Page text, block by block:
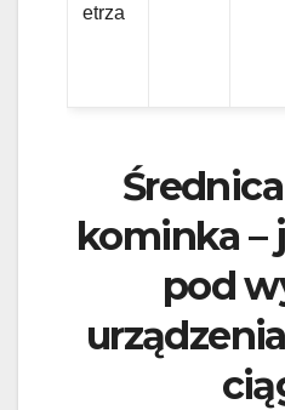
etrza
kominka –
pod